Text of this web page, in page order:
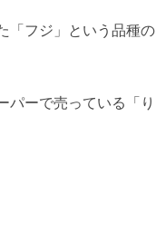
「フジ」という品種の
パーで売っている「り